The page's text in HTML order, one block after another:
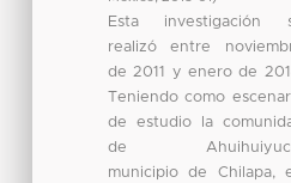
Esta investigación
realizó entre
de 2011 y enero de
Teniendo como
de estudio la
de
municipio de Chilapa,